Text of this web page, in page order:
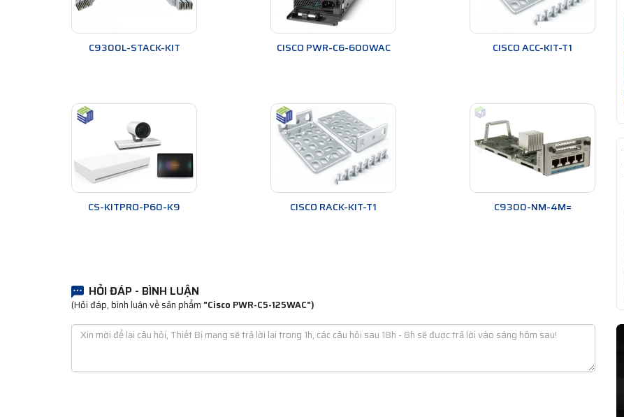
C9300L-STACK-KIT CISCO PWR-C6-600WAC CISCO ACC-KIT-T1
CS-KITPRO-P60-K9 CISCO RACK-KIT-T1 C9300-NM-4M=
HỎI ĐÁP - BÌNH LUẬN
(Hỏi đáp, bình luận về sản phẩm "Cisco PWR-C5-125WAC")